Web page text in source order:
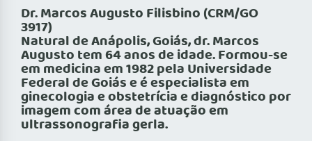
Dr. Marcos Augusto Filisbino (CRM/GO
3917)
Natural de Anápolis, Goiás, dr. Marcos
Augusto tem 64 anos de idade. Formou-se
em medicina em 1982 pela Universidade
Federal de Goiás e é especialista em
ginecologia e obstetrícia e diagnóstico por
imagem com área de atuação em
ultrassonografia gerla.